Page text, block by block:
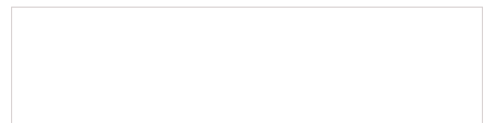
Hos Beslagsgrossisten finder du et bredt udvalg af